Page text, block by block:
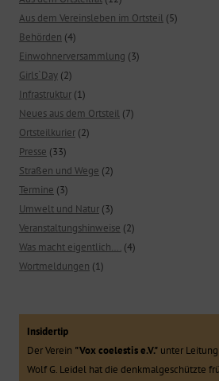
Aus dem Vereinsleben im Ortsteil (5)
Behörden (4)
Einwohnerversammlung (3)
Girls`Day (2)
Infrastruktur (1)
Neues aus dem Ortsteil (7)
Ortsteilkurier (2)
Presse (33)
Straßen und Wege (2)
Termine (3)
Umwelt und Natur (3)
Veranstaltungshinweise (2)
Was macht eigentlich…. (4)
Wortmeldungen (1)
Insidertip
Der Verein "Vox coelestis e.V." unter
Wolf G. Leidel hat die denkmalgeschützte